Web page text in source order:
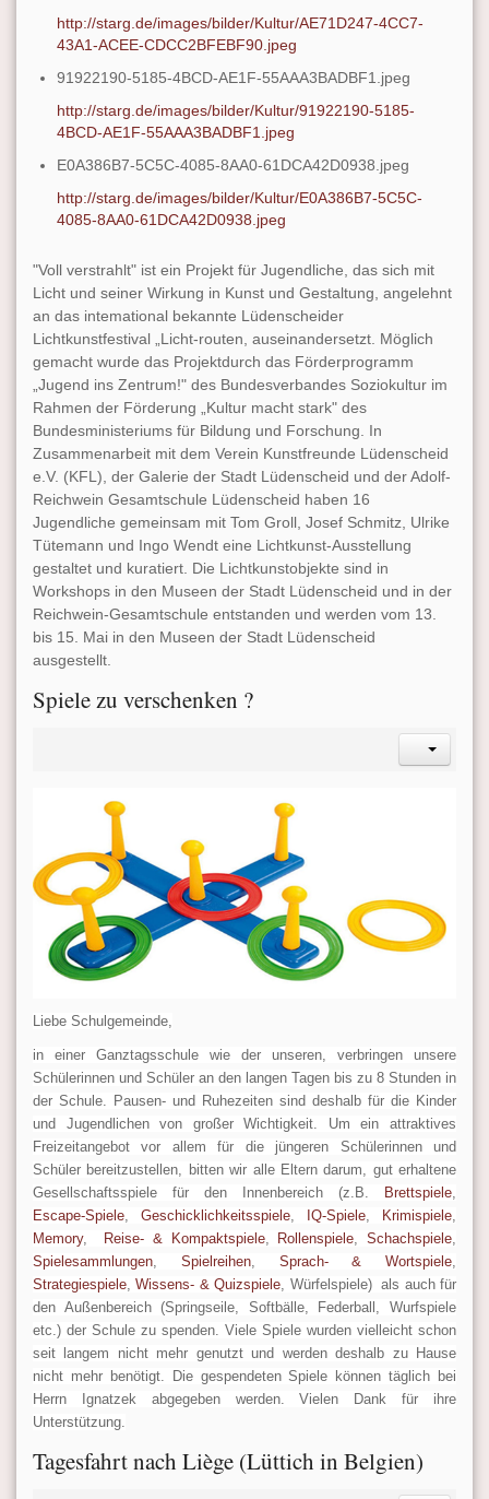
http://starg.de/images/bilder/Kultur/AE71D247-4CC7-
43A1-ACEE-CDCC2BFEBF90.jpeg
91922190-5185-4BCD-AE1F-55AAA3BADBF1.jpeg
http://starg.de/images/bilder/Kultur/91922190-5185-
4BCD-AE1F-55AAA3BADBF1.jpeg
E0A386B7-5C5C-4085-8AA0-61DCA42D0938.jpeg
http://starg.de/images/bilder/Kultur/E0A386B7-5C5C-
4085-8AA0-61DCA42D0938.jpeg
"Voll verstrahlt" ist ein Projekt für Jugendliche, das sich mit
Licht und seiner Wirkung in Kunst und Gestaltung, angelehnt
an das intemational bekannte Lüdenscheider
Lichtkunstfestival „Licht-routen, auseinandersetzt. Möglich
gemacht wurde das Projektdurch das Förderprogramm
„Jugend ins Zentrum!" des Bundesverbandes Soziokultur im
Rahmen der Förderung „Kultur macht stark" des
Bundesministeriums für Bildung und Forschung. In
Zusammenarbeit mit dem Verein Kunstfreunde Lüdenscheid
e.V. (KFL), der Galerie der Stadt Lüdenscheid und der Adolf-
Reichwein Gesamtschule Lüdenscheid haben 16
Jugendliche gemeinsam mit Tom Groll, Josef Schmitz, Ulrike
Tütemann und Ingo Wendt eine Lichtkunst-Ausstellung
gestaltet und kuratiert. Die Lichtkunstobjekte sind in
Workshops in den Museen der Stadt Lüdenscheid und in der
Reichwein-Gesamtschule entstanden und werden vom 13.
bis 15. Mai in den Museen der Stadt Lüdenscheid
ausgestellt.
Spiele zu verschenken ?
Liebe Schulgemeinde,
in einer Ganztagsschule wie der unseren, verbringen unsere
Schülerinnen und Schüler an den langen Tagen bis zu 8 Stunden in
der Schule. Pausen- und Ruhezeiten sind deshalb für die Kinder
und Jugendlichen von großer Wichtigkeit. Um ein attraktives
Freizeitangebot vor allem für die jüngeren Schülerinnen und
Schüler bereitzustellen, bitten wir alle Eltern darum, gut erhaltene
Gesellschaftsspiele für den Innenbereich (z.B. Brettspiele
Escape-Spiele
Geschicklichkeitsspiele IQ-Spiele Krimispiele
Memory, Reise- & Kompaktspiele, Rollenspiele ,Schachspiele
Spielesammlungen
Spielreihen, Sprach- & Wortspiele
Strategiespiele ,Wissens- & Quizspiele , Würfelspiele) als auch für
den Außenbereich (Springseile, Softbälle, Federball, Wurfspiele
etc.) der Schule zu spenden. Viele Spiele wurden vielleicht schon
seit langem nicht mehr genutzt und werden deshalb zu Hause
nicht mehr benötigt. Die gespendeten Spiele können täglich bei
Herrn Ignatzek abgegeben werden. Vielen Dank für ihre
Unterstützung.
Tagesfahrt nach Liège (Lüttich in Belgien)